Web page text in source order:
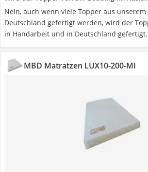
Nein, auch wenn viele Topper aus
Deutschland gefertigt werden, wird der
in Handarbeit und in Deutschland gefertigt.
MBD Matratzen LUX10-200-MI